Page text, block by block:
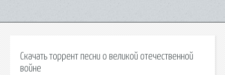
Скачать торрент песни о великой отечественной
войне